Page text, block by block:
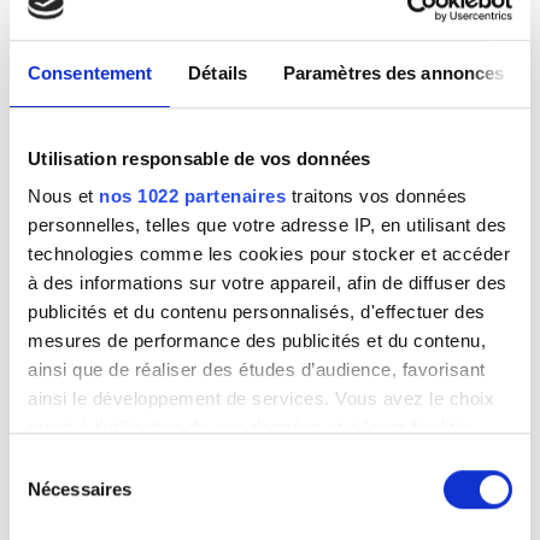
Consentement Détails Paramètres des annonces
Utilisation responsable de vos données
Nous et nos 1022 partenaires traitons vos données
personnelles, telles que votre adresse IP, en utilisant des
technologies comme les cookies pour stocker et accéder
à des informations sur votre appareil, afin de diffuser des
publicités et du contenu personnalisés, d'effectuer des
mesures de performance des publicités et du contenu,
ainsi que de réaliser des études d’audience, favorisant
ainsi le développement de services. Vous avez le choix
tout moment en consultant la Déclaration relative aux
cookies ou en cliquant sur l'icône de confidentialité.
Nécessaires
Mardi
Mercredi 07:00 - 21:00
07:00 - 21:00
Vendredi 07:00 - 21:00
Samedi 07:00 - 21:00
Dimanche Fermé
Virement bancaire